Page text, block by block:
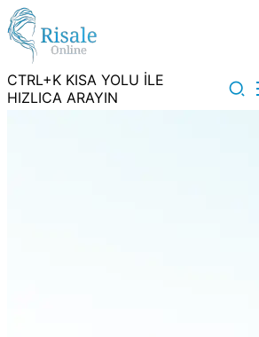
CTRL+K KISA YOLU İLE
HIZLICA ARAYIN